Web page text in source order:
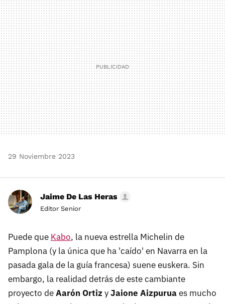
MAIL
29 Noviembre 2023
Jaime De Las Heras
Editor Senior
Puede que Kabo, la nueva estrella Michelin de
Pamplona (y la única que ha 'caído' en Navarra en la
pasada gala de la guía francesa) suene euskera. Sin
embargo, la realidad detrás de este cambiante
proyecto deAarón OrtizyJaione Aizpuruaes mucho